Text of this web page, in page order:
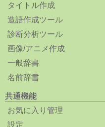
タイトル作成
造語作成ツール
診断分析ツール
画像/アニメ作成
一般辞書
名前辞書
共通機能
お気に入り管理
設定